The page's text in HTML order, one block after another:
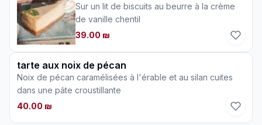
Sur un lit de biscuits au beurre à la crème
de vanille chentil
39.00 ₪
tarte aux noix de pécan
Noix de pécan caramélisées à l'érable et au silan cuites
dans une pâte croustillante
40.00 ₪